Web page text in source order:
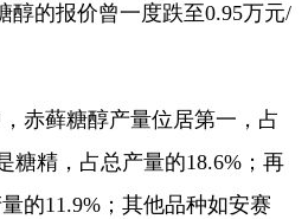
醇的报价曾一度跌至0.95万元/
藓糖醇产量位居第一，占
糖精，占总产量的18.6%；再
的11.9%；其他品种如安赛